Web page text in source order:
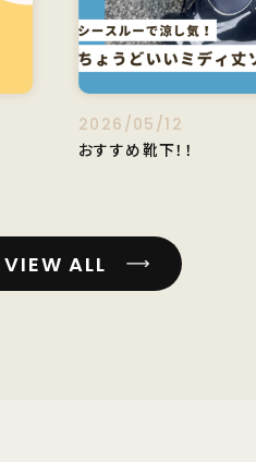
2026/05/12
おすすめ靴下！！
VIEW ALL